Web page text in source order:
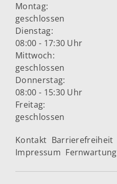
Montag:
geschlossen
Dienstag:
08:00 - 17:30 Uhr
Mittwoch:
geschlossen
Donnerstag:
08:00 - 15:30 Uhr
Freitag:
geschlossen
Kontakt Barrierefreiheit
Impressum Fernwartung